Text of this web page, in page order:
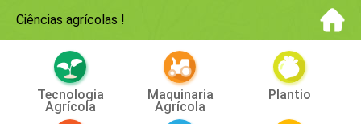
Ciências agrícolas !
Tecnologia
Agrícola
Maquinaria
Agrícola
Plantio